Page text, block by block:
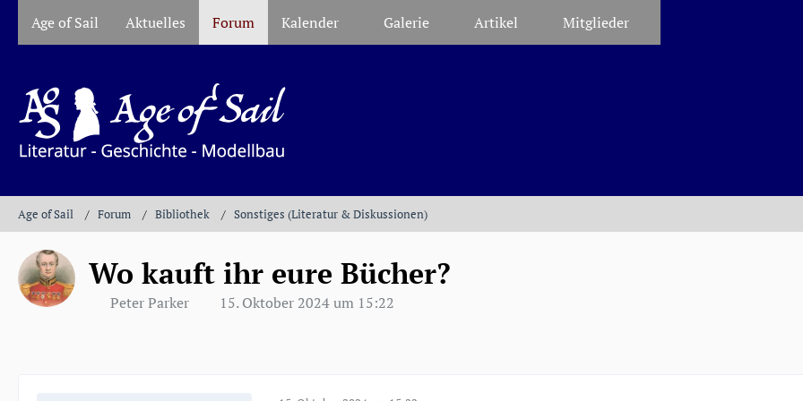
Age of Sail Aktuelles Forum Kalender Galerie Artikel Mitglieder
Age of Sail Forum Bibliothek Sonstiges (Literatur & Diskussionen)
Wo kauft ihr eure Bücher?
Peter Parker 15. Oktober 2024 um 15:22